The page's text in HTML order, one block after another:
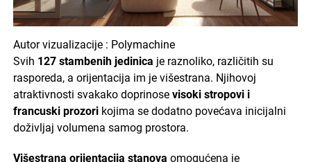
Autor vizualizacije : Polymachine
Svih 127 stambenih jedinica je raznoliko, različitih su
rasporeda, a orijentacija im je višestrana. Njihovoj
atraktivnosti svakako doprinose visoki stropovi i
francuski prozorikojima se dodatno povećava inicijalni
doživljaj volumena samog prostora.
Višestrana orijentacija stanova omogućena je